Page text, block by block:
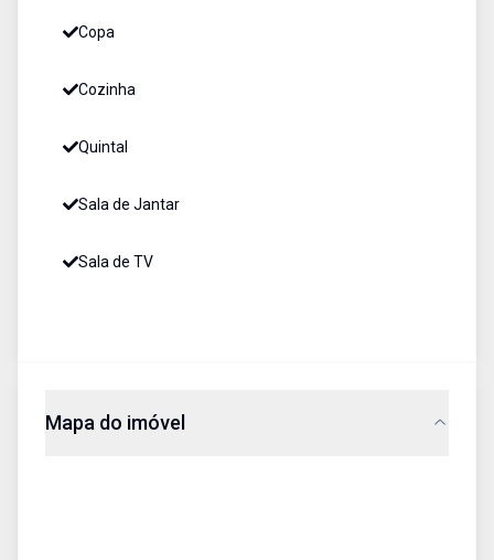
Copa
Cozinha
Quintal
Sala de Jantar
Sala de TV
Mapa do imóvel